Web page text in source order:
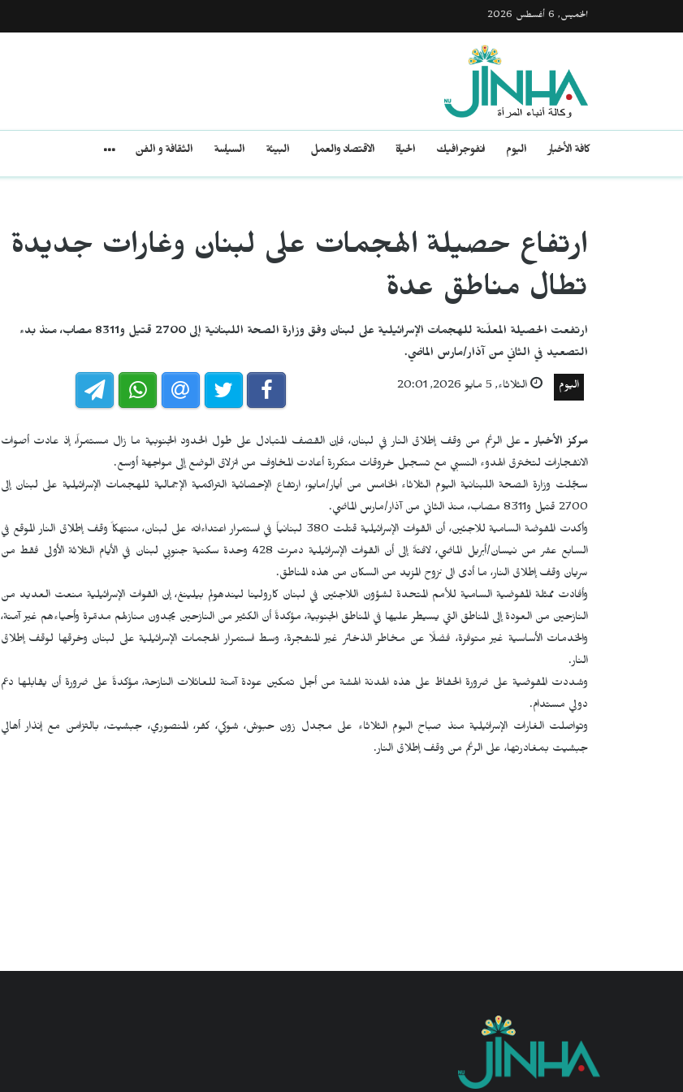
الخميس, 6 أغسطس 2026
كافة الأخبار اليوم انفوجرافيك الحياة الاقتصاد والعمل البيئة السياسة الثقافة و الفن
ارتفاع حصيلة الهجمات على لبنان وغارات جديدة
تطال مناطق عدة
ارتفعت الحصيلة المعلَنة للهجمات الإسرائيلية على لبنان وفق وزارة الصحة اللبنانية إلى 2700 قتيل و8311 مصاب، منذ بدء
التصعيد في الثاني من آذار/مارس الماضي.
اليوم الثلاثاء, 5 مايو 2026, 20:01
مركز الأخبار ـ على الرغم من وقف إطلاق النار في لبنان، فإن القصف المتبادل على طول الحدود الجنوبية ما زال مستمراً، إذ عادت أصوات
الانفجارات لتخترق الهدوء النسبي مع تسجيل خروقات متكررة أعادت المخاوف من انزلاق الوضع إلى مواجهة أوسع.
سجّلت وزارة الصحة اللبنانية اليوم الثلاثاء الخامس من أيار/مايو، ارتفاع الإحصائية التراكمية الإجمالية للهجمات الإسرائيلية على لبنان إلى
2700 قتيل و8311 مصاب، منذ الثاني من آذار/مارس الماضي.
وأكدت المفوضة السامية للاجئين، أن القوات الإسرائيلية قتلت 380 لبنانياً في استمرار اعتداءاته على لبنان، منتهكاً وقف إطلاق النار الموقع في
السابع عشر من نيسان/أبريل الماضي، لافتةً إلى أن القوات الإسرائيلية دمرت 428 وحدة سكنية جنوبي لبنان في الأيام الثلاثة الأولى فقط من
سريان وقف إطلاق النار، ما أدى الى نزوح المزيد من السكان من هذه المناطق.
وأفادت ممثلة المفوضية السامية للأمم المتحدة لشؤون اللاجئين في لبنان كارولينا ليندهولم بيلينغ، إن القوات الإسرائيلية منعت العديد من
النازحين من العودة إلى المناطق التي يسيطر عليها في المناطق الجنوبية، مؤكدةً أن الكثير من النازحين يجدون منازلهم مدمّرة وأحياءهم غير آمنة،
والخدمات الأساسية غير متوفرة، فضلًا عن مخاطر الذخائر غير المنفجرة، وسط استمرار الهجمات الإسرائيلية على لبنان وخرقها لوقف إطلاق
النار.
وشددت المفوضية على ضرورة الحفاظ على هذه الهدنة الهشة من أجل تمكين عودة آمنة للعائلات النازحة، مؤكدةً على ضرورة أن يقابلها دعم
دولي مستدام.
وتواصلت الغارات الإسرائيلية منذ صباح اليوم الثلاثاء على مجدل زون حبوش، شوكي، كفر، المنصوري، جبشيت، بالتزامن مع إنذار أهالي
جبشيت بمغادرتها، على الرغم من وقف إطلاق النار.